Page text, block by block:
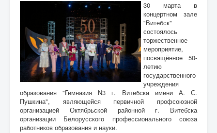
30 марта в
концертном зале
"Витебск"
состоялось
торжественное
мероприятие,
посвящённое 50-
летию
государственного
учреждения
образования "Гимназия N3 г. Витебска имени А. С.
Пушкина", являющейся первичной профсоюзной
организацией Октябрьской районной г. Витебска
организации Белорусского профессионального союза
работников образования и науки.